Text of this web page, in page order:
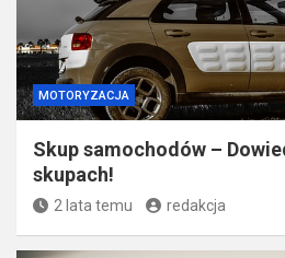
MOTORYZACJA
Skup samochodów –
skupach!
2 lata temu redakcja